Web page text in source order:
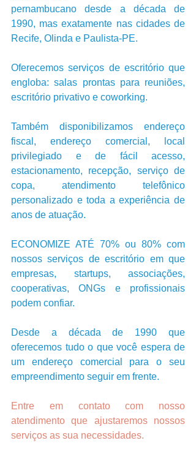
pernambucano desde a década de
1990, mas exatamente nas cidades de
Recife, Olinda e Paulista-PE.
Oferecemos serviços de escritório que
engloba: salas prontas para reuniões,
escritório privativo e coworking.
Também disponibilizamos endereço
fiscal, endereço comercial, local
privilegiado e de fácil acesso,
estacionamento, recepção, serviço de
copa, atendimento telefônico
personalizado e toda a experiência de
anos de atuação.
ECONOMIZE ATÉ 70% ou 80% com
nossos serviços de escritório em que
empresas, startups, associações,
cooperativas, ONGs e profissionais
podem confiar.
Desde a década de 1990 que
oferecemos tudo o que você espera de
um endereço comercial para o seu
empreendimento seguir em frente.
Entre em contato com nosso
atendimento que ajustaremos nossos
serviços as sua necessidades.